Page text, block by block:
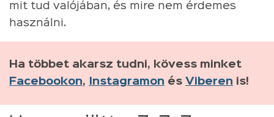
mit tud valójában, és mire nem érdemes
használni.
Ha többet akarsz tudni, kövess minket
Facebookon, Instagramon és Viberen is!